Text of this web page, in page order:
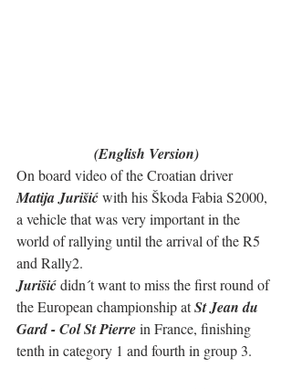
(English Version)
On board video of the Croatian driver
Matija Jurišić with his Škoda Fabia S2000,
a vehicle that was very important in the
world of rallying until the arrival of the R5
and Rally2.
Jurišić didn´t want to miss the first round of
the European championship at St Jean du
Gard - Col St Pierre in France, finishing
tenth in category 1 and fourth in group 3.